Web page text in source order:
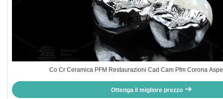
Co Cr Ceramica PFM Restaurazioni Cad Cam Pfm Corona
Ottenga il migliore prezzo